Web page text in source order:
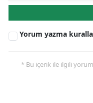
Yorum yazma
* Bu içerik ile ilgili